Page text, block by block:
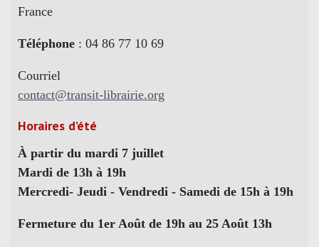
France
Téléphone : 04 86 77 10 69
Courriel
contact@transit-librairie.org
Horaires d’été
À partir du mardi 7 juillet
Mardi de 13h à 19h
Mercredi- Jeudi - Vendredi - Samedi de 15h à 19h
Fermeture du 1er Août de 19h au 25 Août 13h